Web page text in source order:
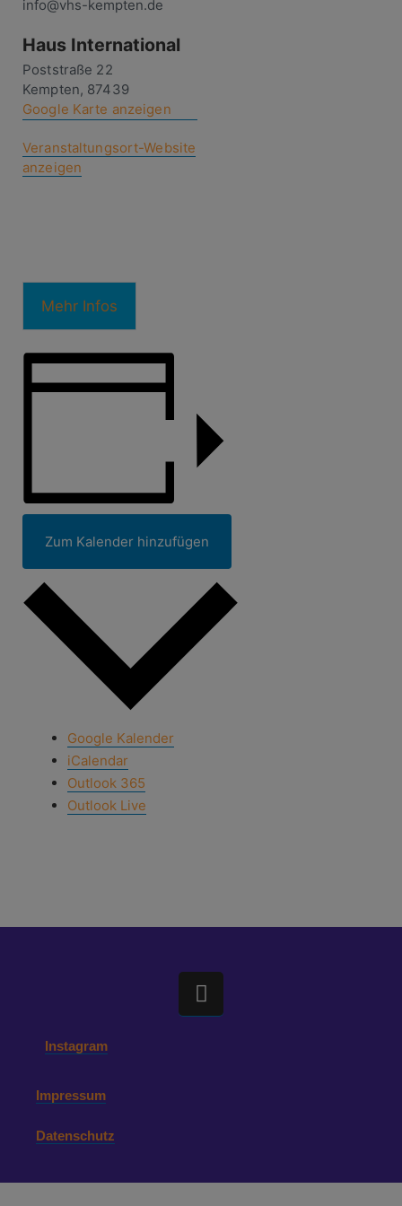
info@vhs-kempten.de
Haus International
Poststraße 22
Kempten, 87439
Google Karte anzeigen
Veranstaltungsort-Website
anzeigen
Mehr Infos
Zum Kalender hinzufügen
Google Kalender
iCalendar
Outlook 365
Outlook Live
Instagram
Impressum
Datenschutz